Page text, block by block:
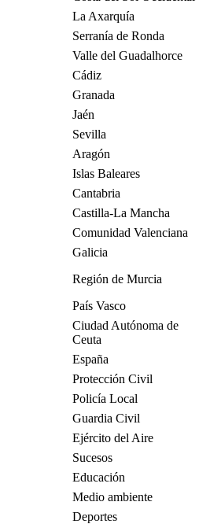
La Axarquía
Serranía de Ronda
Valle del Guadalhorce
Cádiz
Granada
Jaén
Sevilla
Aragón
Islas Baleares
Cantabria
Castilla-La Mancha
Comunidad Valenciana
Galicia
Región de Murcia
País Vasco
Ciudad Autónoma de
Ceuta
España
Protección Civil
Policía Local
Guardia Civil
Ejército del Aire
Sucesos
Educación
Medio ambiente
Deportes